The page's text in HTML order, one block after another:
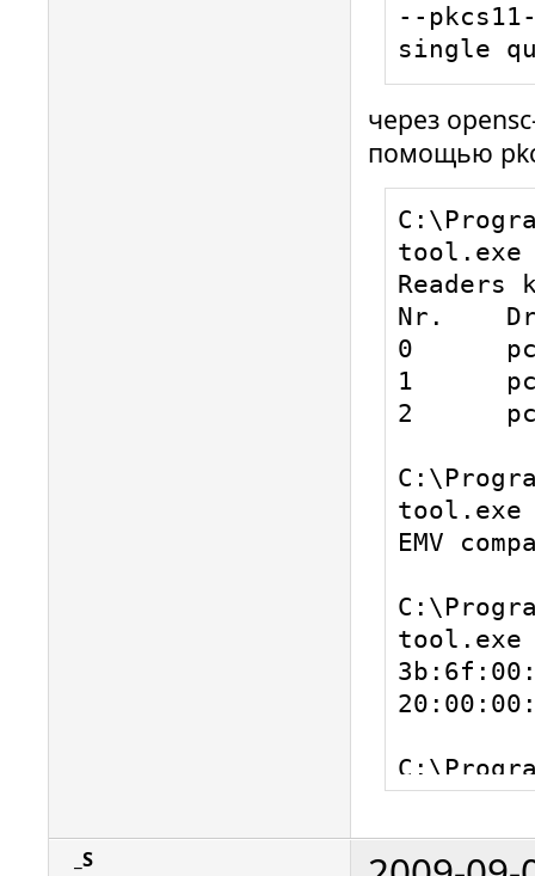
--
single
через
помощью
Readers
Nr.
0
1
2
tool.exe
EMV
[pkcs15-
_S